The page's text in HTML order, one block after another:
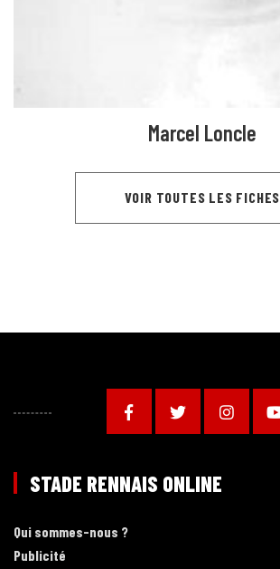
Marcel Loncle
VOIR TOUTES LES FICHES
STADE RENNAIS ONLINE
Qui sommes-nous ?
Publicité